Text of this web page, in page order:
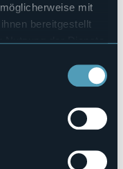
mit
bereitgestellt
Nutzung der Dienste